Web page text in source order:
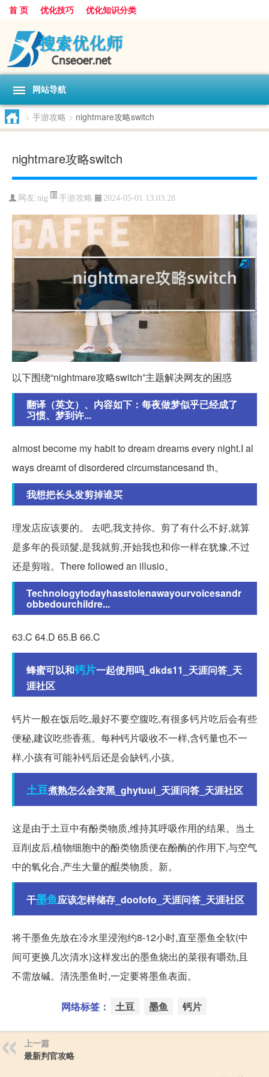
首 页 优化技巧 优化知识分类
网站导航
> 手游攻略 > nightmare攻略switch
nightmare攻略switch
网友:nig 手游攻略 2024-05-01 13:03:28
以下围绕“nightmare攻略switch”主题解决网友的困惑
翻译（英文）、内容如下：每夜做梦似乎已经成了
习惯、梦到许...
almost become my habit to dream dreams every night.I al
ways dreamt of disordered circumstancesand th。
我想把长头发剪掉谁买
理发店应该要的。 去吧,我支持你。剪了有什么不好,就算
是多年的長頭髮,是我就剪,开始我也和你一样在犹豫,不过
还是剪啦。There followed an illusio。
Technologytodayhasstolenawayourvoicesandr
obbedourchildre...
63.C 64.D 65.B 66.C
蜂蜜可以和钙片一起使用吗_dkds11_天涯问答_天
涯社区
钙片一般在饭后吃,最好不要空腹吃,有很多钙片吃后会有些
便秘,建议吃些香蕉。每种钙片吸收不一样,含钙量也不一
样,小孩有可能补钙后还是会缺钙,小孩。
土豆煮熟怎么会变黑_ghytuui_天涯问答_天涯社区
这是由于土豆中有酚类物质,维持其呼吸作用的结果。当土
豆削皮后,植物细胞中的酚类物质便在酚酶的作用下,与空气
中的氧化合,产生大量的醌类物质。新。
干墨鱼应该怎样储存_doofofo_天涯问答_天涯社区
将干墨鱼先放在冷水里浸泡约8-12小时,直至墨鱼全软(中
间可更换几次清水)这样发出的墨鱼烧出的菜很有嚼劲,且
不需放碱。清洗墨鱼时,一定要将墨鱼表面。
网络标签： 土豆 墨鱼 钙片
上一篇
最新判官攻略